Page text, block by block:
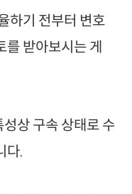
하기 전부터 변호
받아보시는 게
상 구속 상태로 수
다.